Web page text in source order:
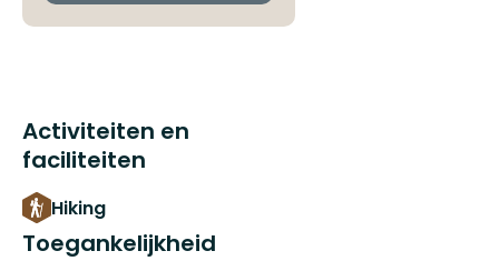
Activiteiten en
faciliteiten
Hiking
Toegankelijkheid